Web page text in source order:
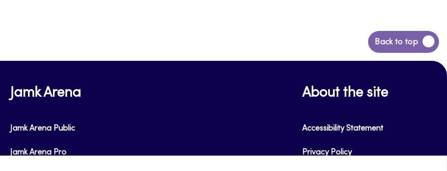
Back to top
Back
to
Jamk Arena
Jamk Arena Public
Jamk Arena Pro
About the site
Accessibility Statement
Privacy Policy